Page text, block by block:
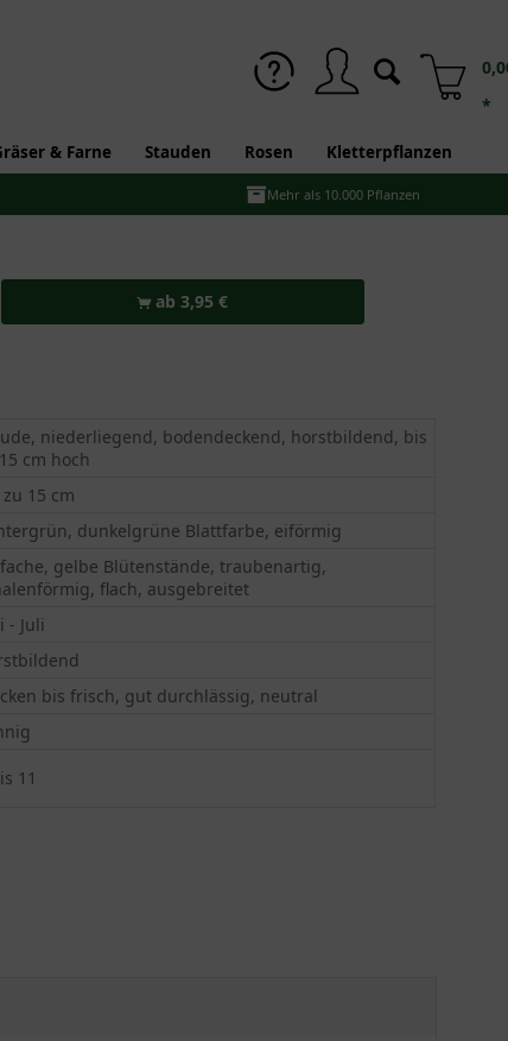
*
& Farne Stauden Rosen Kletterpflanzen
Mehr als 10.000 Pflanzen
ab 3,95 €
niederliegend, bodendeckend, horstbildend, bis
cm hoch
15 cm
dunkelgrüne Blattfarbe, eiförmig
gelbe Blütenstände, traubenartig,
flach, ausgebreitet
- Juli
bis frisch, gut durchlässig, neutral
11